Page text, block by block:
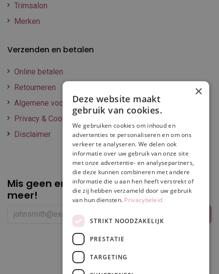
Trimsalon
Merken
Verzenden en betalen
Online betalen
Retourneren
Algemene voorwaarden
Privacy & Cookie policy
Disclaimer
Mis geen enkelepromotie of korting
meer!
×
Deze website maakt
gebruik van cookies.
We gebruiken cookies om inhoud en
advertenties te personaliseren en om ons
verkeer te analyseren. We delen ook
informatie over uw gebruik van onze site
met onze advertentie- en analysepartners,
die deze kunnen combineren met andere
informatie die u aan hen heeft verstrekt of
die zij hebben verzameld door uw gebruik
van hun diensten. Privacybeleid
STRIKT NOODZAKELIJK
PRESTATIE
TARGETING